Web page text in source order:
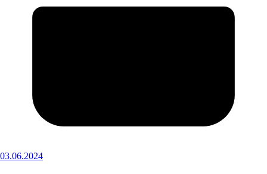
03.06.2024